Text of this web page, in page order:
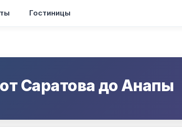
Гостиницы
Саратова доАнапы